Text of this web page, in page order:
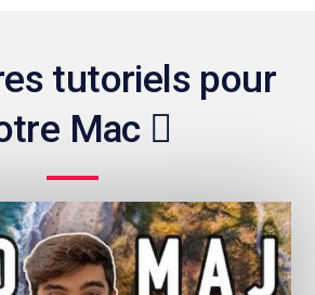
tutoriels pour
Mac 